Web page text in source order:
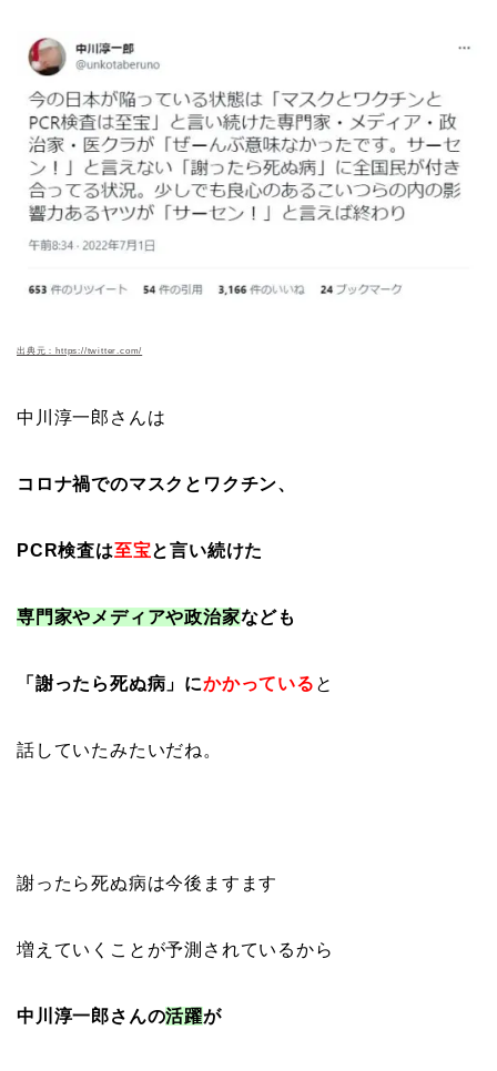
出典元：https://twitter.com/
中川淳一郎さんは
コロナ禍でのマスクとワクチン、
PCR検査は至宝と言い続けた
専門家やメディアや政治家なども
「謝ったら死ぬ病」にかかっている と
話していたみたいだね。
謝ったら死ぬ病は今後ますます
増えていくことが予測されているから
中川淳一郎さんの活躍が